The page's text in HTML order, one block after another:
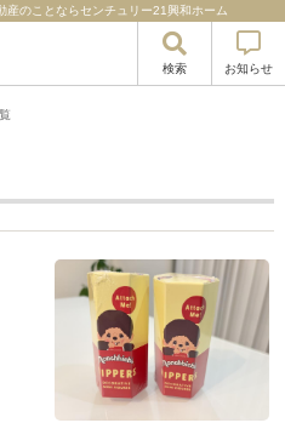
のことならセンチュリー21興和ホーム
検索 お知らせ